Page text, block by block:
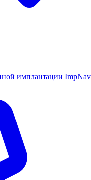
имплантации ImpNav